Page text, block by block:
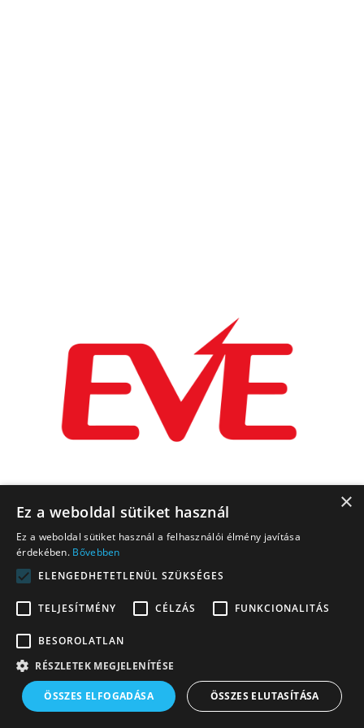
×
Ez a weboldal sütiket használ
Ez a weboldal sütiket használ a felhasználói élmény javítása
érdekében. Bővebben
ELENGEDHETETLENÜL SZÜKSÉGES
TELJESÍTMÉNY CÉLZÁS FUNKCIONALITÁS
BESOROLATLAN
RÉSZLETEK MEGJELENÍTÉSE
ÖSSZES ELFOGADÁSA ÖSSZES ELUTASÍTÁSA